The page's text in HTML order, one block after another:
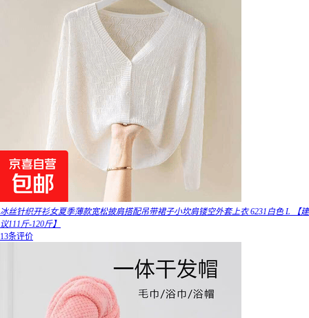
冰丝针织开衫女夏季薄款宽松披肩搭配吊带裙子小坎肩镂空外套上衣 6231白色 L 【建
议111斤-120斤】
13条评价